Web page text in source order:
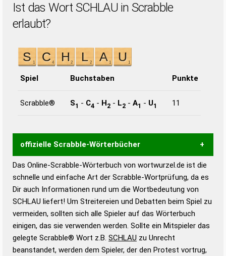
Ist das Wort SCHLAU in Scrabble
erlaubt?
Spiel Buchstaben Punkte
Scrabble® S1 - C4 - H2 - L2 - A1 - U1 11
offizielle Scrabble-Wörterbücher
Wortwurzel liefert mit Hilfe eines semantischen
Wortanalyse-Algorithmus gute Anhaltspunkte zu
Wortbedeutung, Worttrennung und Wortform, um die
Gültigkeit eines Wortes für das Scrabble-Spiel zu
bestimmen!
zugelassene Turnier Scrabble-
Wörterbücher sind:
Duden – Standardwerk in 12 Bänden
Das Online-Scrabble-Wörterbuch von wortwurzel.de ist die
schnelle und einfache Art der Scrabble-Wortprüfung, da es
Dir auch Informationen rund um die Wortbedeutung von
SCHLAU liefert! Um Streitereien und Debatten beim Spiel zu
vermeiden, sollten sich alle Spieler auf das Wörterbuch
einigen, das sie verwenden werden. Sollte ein Mitspieler das
gelegte Scrabble® Wort z.B. SCHLAU zu Unrecht
beanstandet, werden dem Spieler, der den Protest vortrug,